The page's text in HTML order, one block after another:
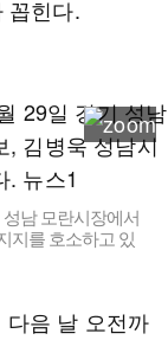
꼽힌다.
남 모란시장에서
지를 호소하고 있
다음 날 오전까